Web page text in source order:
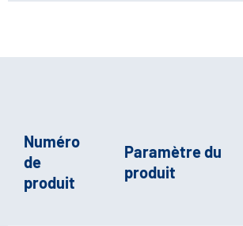
Numéro
de
produit
Paramètre du
produit